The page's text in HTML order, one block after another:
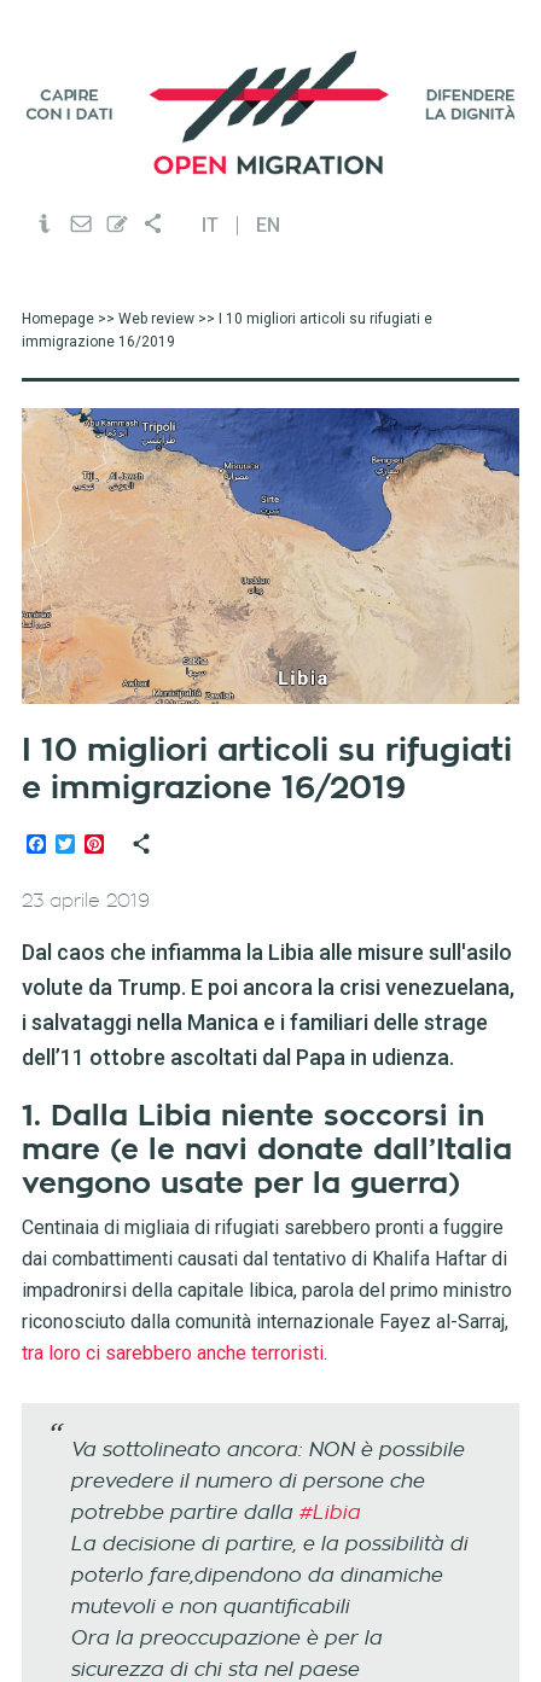
IT EN
Homepage>> Web review>> I 10 migliori articoli su rifugiati e
immigrazione 16/2019
I 10 migliori articoli su rifugiati
e immigrazione 16/2019
Facebook
TwitterPinterest
23 aprile 2019
Dal caos che infiamma la Libia alle misure sull'asilo
volute da Trump. E poi ancora la crisi venezuelana,
i salvataggi nella Manica e i familiari delle strage
dell’11 ottobre ascoltati dal Papa in udienza.
1. Dalla Libia niente soccorsi in
mare (e le navi donate dall’Italia
vengono usate per la guerra)
Centinaia di migliaia di rifugiati sarebbero pronti a fuggire
dai combattimenti causati dal tentativo di Khalifa Haftar di
impadronirsi della capitale libica, parola del primo ministro
riconosciuto dalla comunità internazionale Fayez al-Sarraj,
tra loro ci sarebbero anche terroristi.
Va sottolineato ancora: NON è possibile
prevedere il numero di persone che
potrebbe partire dalla #Libia
La decisione di partire, e la possibilità di
poterlo fare,dipendono da dinamiche
mutevoli e non quantificabili
Ora la preoccupazione è per la
sicurezza di chi sta nel paese